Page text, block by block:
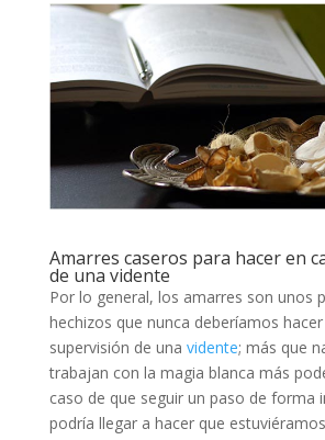
Amarres caseros para hacer en
de una vidente
Por lo general, los amarres son unos
hechizos que nunca deberíamos
supervisión de una vidente; más que
trabajan con la magia blanca más
caso de que seguir un paso de forma
podría llegar a hacer que